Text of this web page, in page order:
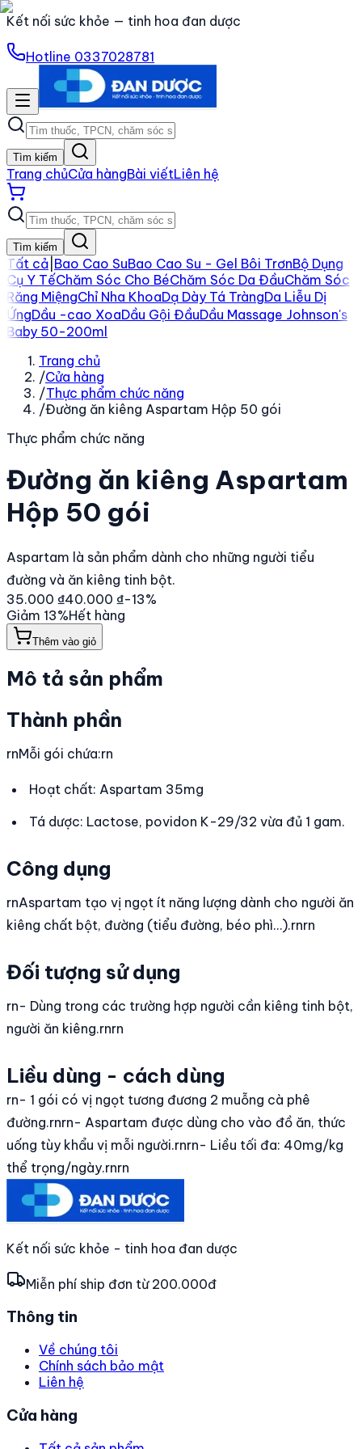
Kết nối sức khỏe — tinh hoa đan dược
Hotline 0337028781
Tìm kiếm
Trang chủCửa hàngBài viếtLiên hệ
Tìm kiếm
Tất cả Bao Cao SuBao Cao Su - Gel Bôi TrơnBộ Dụng
Cụ Y TếChăm Sóc Cho BéChăm Sóc Da ĐầuChăm Sóc
Răng MiệngChỉ Nha KhoaDạ Dày Tá TràngDa Liễu Dị
ỨngDầu -cao XoaDầu Gội ĐầuDầu Massage Johnson's
Baby 50-200ml
Trang chủ
/Cửa hàng
/Thực phẩm chức năng
/Đường ăn kiêng Aspartam Hộp 50 gói
Thực phẩm chức năng
Đường ăn kiêng Aspartam
Hộp 50 gói
Aspartam là sản phẩm dành cho những người tiểu
đường và ăn kiêng tinh bột.
35.000 ₫40.000 ₫-13%
Giảm 13%Hết hàng
Thêm vào giỏ
Mô tả sản phẩm
Thành phần
rnMỗi gói chứa:rn
Hoạt chất: Aspartam 35mg
Tá dược: Lactose, povidon K-29/32 vừa đủ 1 gam.
Công dụng
rnAspartam tạo vị ngọt ít năng lượng dành cho người ăn
kiêng chất bột, đường (tiểu đường, béo phì…).rnrn
Đối tượng sử dụng
rn- Dùng trong các trường hợp người cần kiêng tinh bột,
người ăn kiêng.rnrn
Liều dùng - cách dùng
rn- 1 gói có vị ngọt tương đương 2 muỗng cà phê
đường.rnrn- Aspartam được dùng cho vào đồ ăn, thức
uống tùy khẩu vị mỗi người.rnrn- Liều tối đa: 40mg/kg
thể trọng/ngày.rnrn
Kết nối sức khỏe - tinh hoa đan dược
Miễn phí ship đơn từ 200.000đ
Thông tin
Về chúng tôi
Chính sách bảo mật
Liên hệ
Cửa hàng